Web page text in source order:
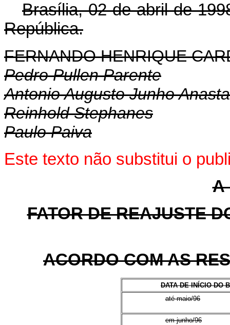
Brasília, 02 de abril de
República.
FERNANDO HENRIQUE
Pedro Pullen Parente
Antonio Augusto Junho
Reinhold Stephanes
Paulo Paiva
Este texto não substitui o
A
FATOR DE REAJUSTE
ACORDO COM AS
DATA DE INÍCIO DO
até maio/96
em junho/96